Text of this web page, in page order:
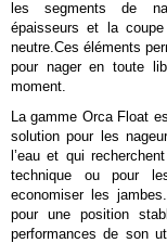
les segments de
épaisseurs et la
neutre.Ces éléments
pour nager en toute
moment.
La gamme Orca Float
solution pour les
l’eau et qui
technique ou pour
economiser les
pour une position
performances de son